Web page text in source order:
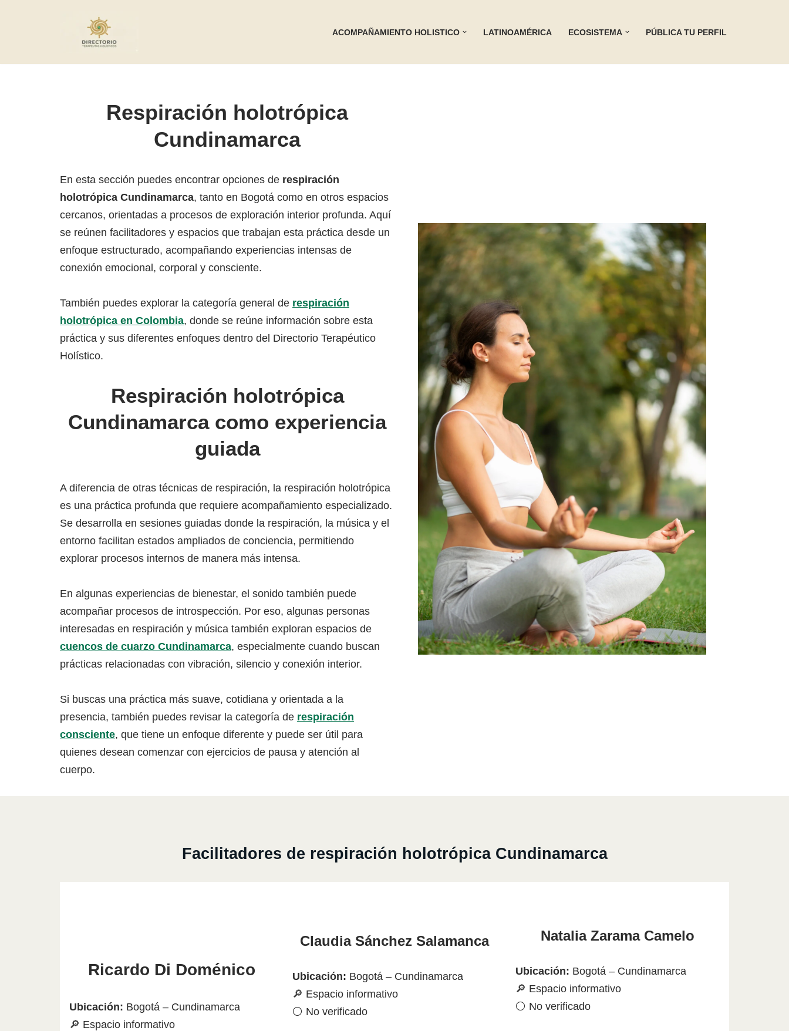
ACOMPAÑAMIENTO HOLISTICO LATINOAMÉRICA ECOSISTEMA PÚBLICA TU PERFIL
Respiración holotrópica
Cundinamarca
En esta sección puedes encontrar opciones de respiración
holotrópica Cundinamarca, tanto en Bogotá como en otros espacios
cercanos, orientadas a procesos de exploración interior profunda. Aquí
se reúnen facilitadores y espacios que trabajan esta práctica desde un
enfoque estructurado, acompañando experiencias intensas de
conexión emocional, corporal y consciente.
También puedes explorar la categoría general de respiración
holotrópica en Colombia, donde se reúne información sobre esta
práctica y sus diferentes enfoques dentro del Directorio Terapéutico
Holístico.
Respiración holotrópica
Cundinamarca como experiencia
guiada
A diferencia de otras técnicas de respiración, la respiración holotrópica
es una práctica profunda que requiere acompañamiento especializado.
Se desarrolla en sesiones guiadas donde la respiración, la música y el
entorno facilitan estados ampliados de conciencia, permitiendo
explorar procesos internos de manera más intensa.
En algunas experiencias de bienestar, el sonido también puede
acompañar procesos de introspección. Por eso, algunas personas
interesadas en respiración y música también exploran espacios de
cuencos de cuarzo Cundinamarca, especialmente cuando buscan
prácticas relacionadas con vibración, silencio y conexión interior.
Si buscas una práctica más suave, cotidiana y orientada a la
presencia, también puedes revisar la categoría de respiración
consciente, que tiene un enfoque diferente y puede ser útil para
quienes desean comenzar con ejercicios de pausa y atención al
cuerpo.
Facilitadores de respiración holotrópica Cundinamarca
Ricardo Di Doménico
Ubicación: Bogotá – Cundinamarca
🔎 Espacio informativo
Claudia Sánchez Salamanca
Ubicación: Bogotá – Cundinamarca
🔎 Espacio informativo
⚪ No verificado
Natalia Zarama Camelo
Ubicación: Bogotá – Cundinamarca
🔎 Espacio informativo
⚪ No verificado